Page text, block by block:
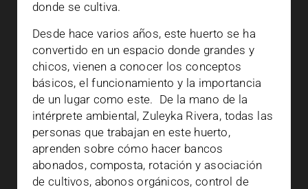
donde se cultiva.
Desde hace varios años, este huerto se ha
convertido en un espacio donde grandes y
chicos, vienen a conocer los conceptos
básicos, el funcionamiento y la importancia
de un lugar como este.
De la mano de la
intérprete ambiental, Zuleyka Rivera, todas las
personas que trabajan en este huerto,
aprenden sobre cómo hacer bancos
abonados, composta, rotación y asociación
de cultivos, abonos orgánicos, control de